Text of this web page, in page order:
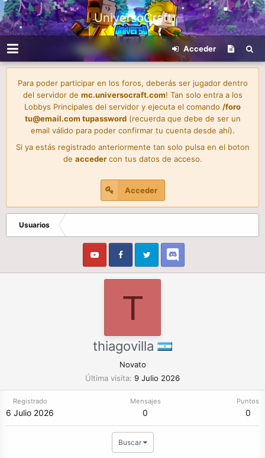
UniversoCraft
Acceder
Para poder participar en los foros, deberás ser jugador dentro
del servidor de mc.universocraft.com! Tan solo entra a los
Lobbys Principales del servidor y ejecuta el comando /foro
tu@email.com tupassword(recuerda que debe de ser un
email válido para poder confirmar tu cuenta desde ahí).
Si ya estás registrado anteriormente tan solo pulsa en el boton
de accedercon tus datos de acceso.
Acceder
Usuarios
T
thiagovilla
Novato
Última visita 9 Julio 2026
Registrado
6 Julio 2026
Mensajes
0
Puntos
0
Buscar